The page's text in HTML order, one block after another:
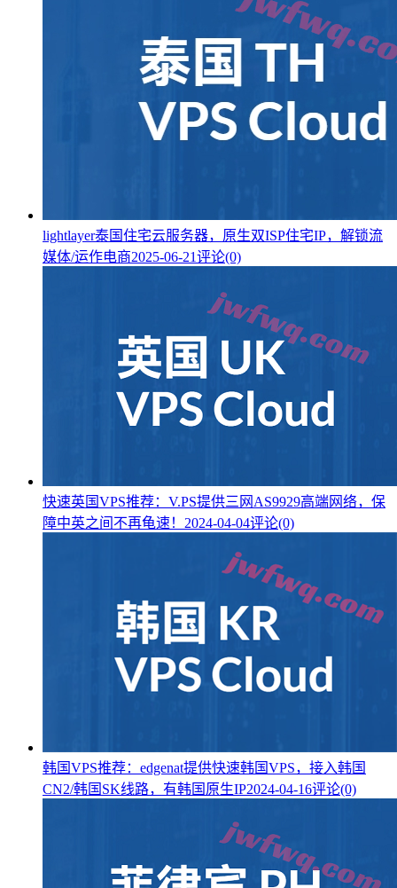
lightlayer泰国住宅云服务器，原生双ISP住宅IP，解锁流
媒体/运作电商2025-06-21评论(0)
快速英国VPS推荐：V.PS提供三网AS9929高端网络，保
障中英之间不再龟速！ 2024-04-04评论(0)
韩国VPS推荐：edgenat提供快速韩国VPS，接入韩国
CN2/韩国SK线路，有韩国原生IP2024-04-16评论(0)